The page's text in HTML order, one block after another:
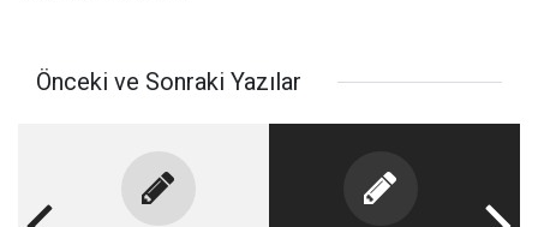
Önceki ve Sonraki Yazılar